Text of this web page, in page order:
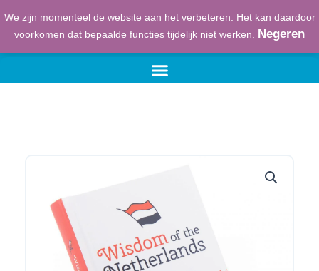
We zijn momenteel de website aan het verbeteren. Het kan daardoor
voorkomen dat bepaalde functies tijdelijk niet werken. Negeren